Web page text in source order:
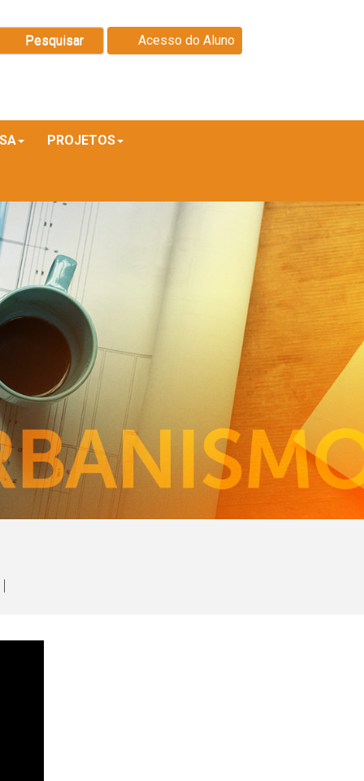
Pesquisar Acesso do Aluno
PROJETOS